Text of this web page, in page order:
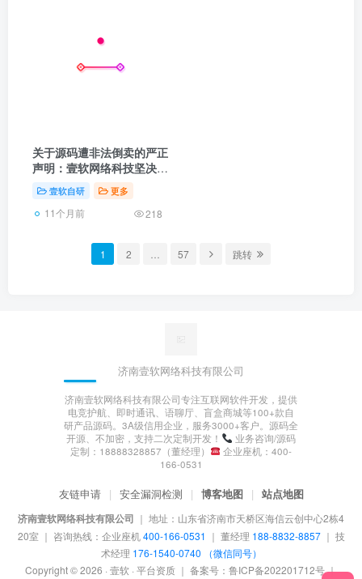
关于源码遭非法倒卖的严正
声明：壹软网络科技坚决维
护正版权益
壹软自研 更多
11个月前 218
1 2 57 跳转
济南壹软网络科技有限公司
济南壹软网络科技有限公司专注互联网软件开发，提供
电竞护航、即时通讯、语聊厅、盲盒商城等100+款自
研产品源码。3A级信用企业，服务3000+客户。源码全
开源、不加密，支持二次定制开发！
业务咨询/源码
定制：18888328857（董经理）
企业座机：400-
166-0531
友链申请 | 安全漏洞检测 | 博客地图 | 站点地图
济南壹软网络科技有限公司 ｜ 地址：山东省济南市天桥区海信云创中心2栋4
20室 ｜ 咨询热线：企业座机400-166-0531 ｜ 董经理 188-8832-8857｜ 技
术经理 176-1540-0740 （微信同号）
Copyright © 2026 · 壹软 · 平台资质 ｜ 备案号： 鲁ICP备202201712号｜